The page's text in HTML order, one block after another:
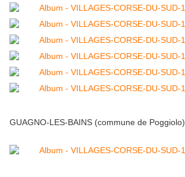
GUAGNO-LES-BAINS (commune de Poggiolo)